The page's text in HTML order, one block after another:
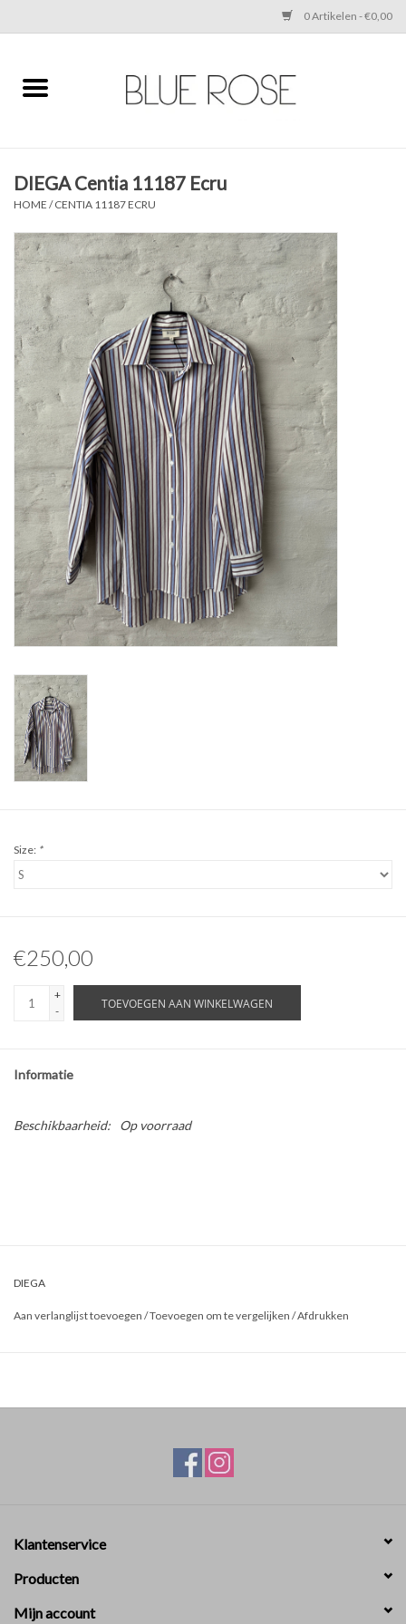
0 Artikelen - €0,00
Home
ACCESSORIES
SHOES
SALE
Cadeaubonnen
BRANDS
ABOUT US
DIEGA Centia 11187 Ecru
HOME /CENTIA 11187 ECRU
Size: *
€250,00
+
-
TOEVOEGEN AAN WINKELWAGEN
Informatie
Beschikbaarheid: Op voorraad
DIEGA
Aan verlanglijst toevoegen /Toevoegen om te vergelijken /Afdrukken
Klantenservice
Producten
Mijn account